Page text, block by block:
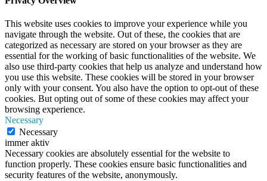
This website uses cookies to improve your experience while you
navigate through the website. Out of these, the cookies that are
categorized as necessary are stored on your browser as they are
essential for the working of basic functionalities of the website. We
also use third-party cookies that help us analyze and understand how
you use this website. These cookies will be stored in your browser
only with your consent. You also have the option to opt-out of these
cookies. But opting out of some of these cookies may affect your
browsing experience.
Necessary
Necessary
immer aktiv
Necessary cookies are absolutely essential for the website to
function properly. These cookies ensure basic functionalities and
security features of the website, anonymously.